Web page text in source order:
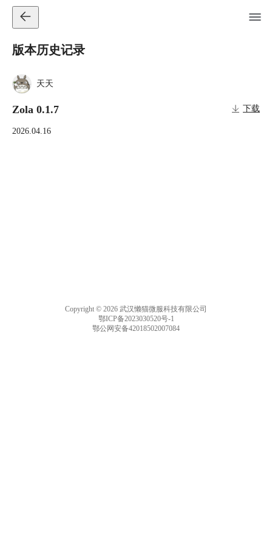
版本历史记录
天天
Zola 0.1.7 下载
2026.04.16
Copyright © 2026 武汉懒猫微服科技有限公司
鄂ICP备2023030520号-1
鄂公网安备42018502007084